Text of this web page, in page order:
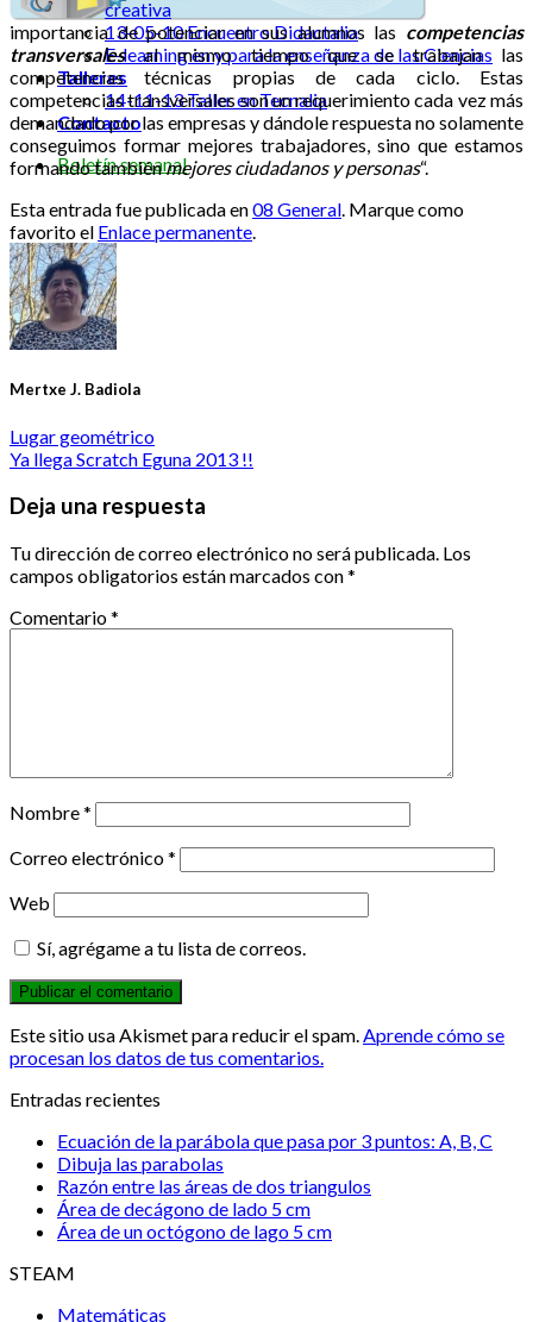
creativa
13-05-10 Encuentro Didactalia
E-learning en y para la enseñanza de las Ciencias
Talleres
14-11-13 Taller en Tecnalia
Contacto
Boletín semanal
importancia de potenciar en sus alumnos las competencias
transversalesal mismo tiempo que se trabajan las
competencias técnicas propias de cada ciclo. Estas
competencias transversales son un requerimiento cada vez más
demandado por las empresas y dándole respuesta no solamente
conseguimos formar mejores trabajadores, sino que estamos
formando tambiénmejores ciudadanos y personas“.
Esta entrada fue publicada en08 General. Marque como
favorito el Enlace permanente.
Mertxe J. Badiola
Lugar geométrico
Ya llega Scratch Eguna 2013 !!
Deja una respuesta
Tu dirección de correo electrónico no será publicada. Los
campos obligatorios están marcados con*
Comentario*
Nombre*
Correo electrónico*
Web
Sí, agrégame a tu lista de correos.
Este sitio usa Akismet para reducir el spam. Aprende cómo se
procesan los datos de tus comentarios.
Entradas recientes
Ecuación de la parábola que pasa por 3 puntos: A, B, C
Dibuja las parabolas
Razón entre las áreas de dos triangulos
Área de decágono de lado 5 cm
Área de un octógono de lago 5 cm
STEAM
Matemáticas